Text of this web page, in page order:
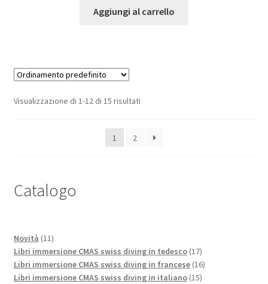
Aggiungi al carrello
Visualizzazione di 1-12 di 15 risultati
1 2
Catalogo
Novità 1111
prodotti
Libri immersione CMAS swiss diving in tedesco 1717
prodotti
Libri immersione CMAS swiss diving in francese 1616
Libri immersione CMAS swiss diving in italiano 1515